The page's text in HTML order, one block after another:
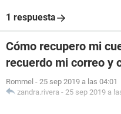
1 respuesta
Cómo recupero mi
recuerdo mi correo y
Rommel - 25 sep 2019 a las 04:01
zandra.rivera - 25 sep 2019 a